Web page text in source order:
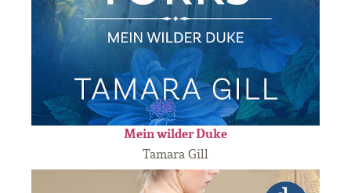
Mein wilder Duke
Tamara Gill